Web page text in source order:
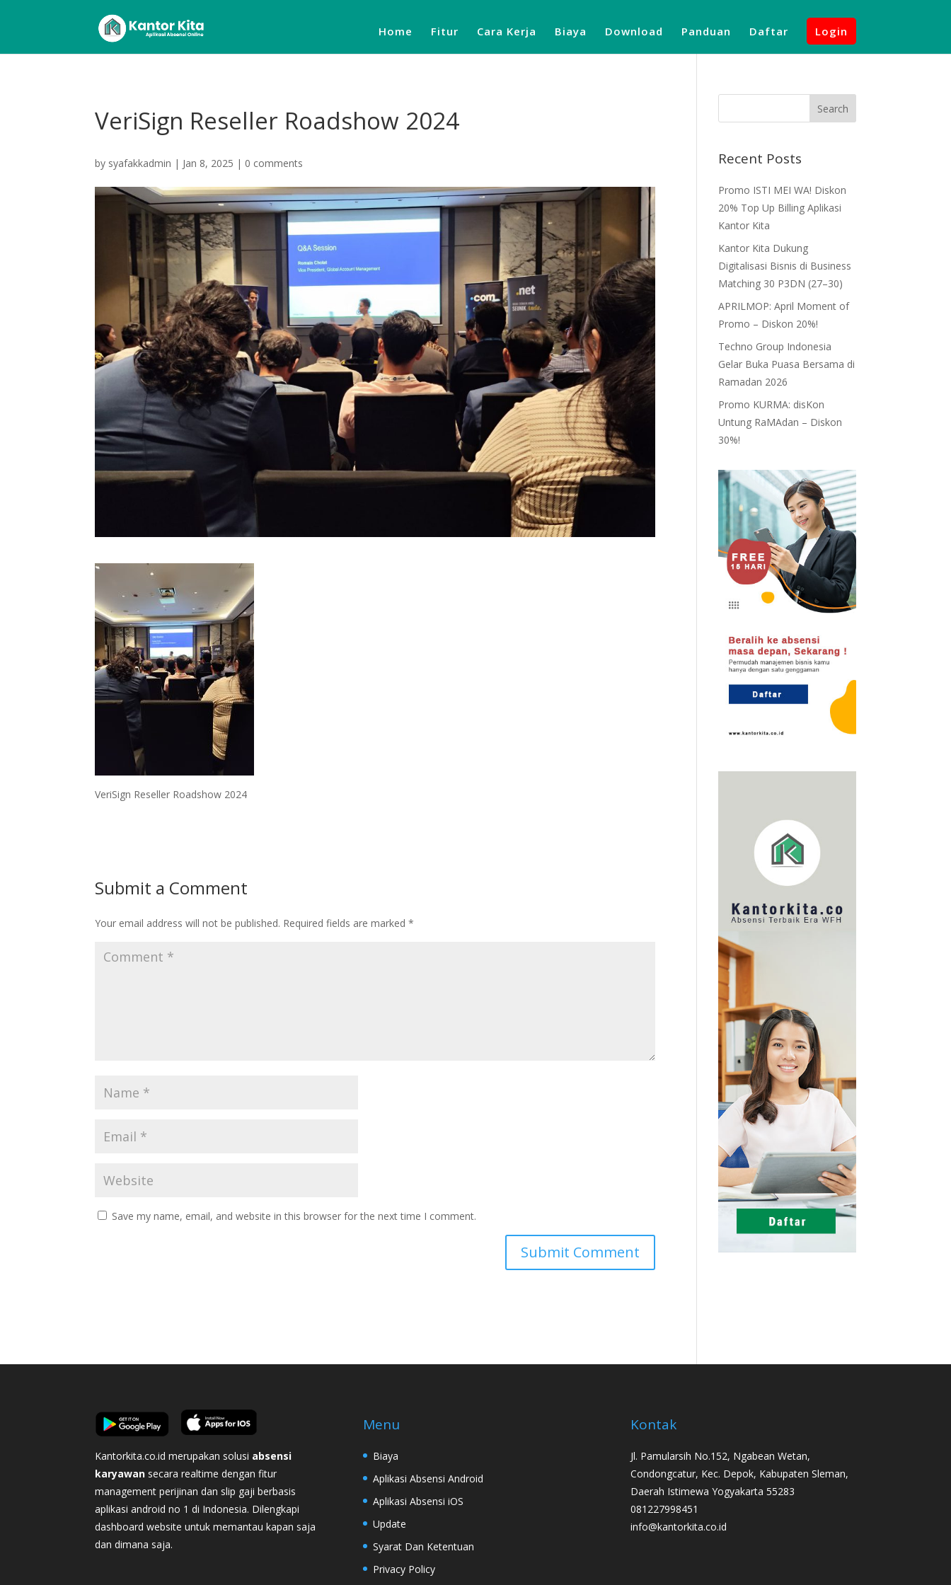
Home Fitur Cara Kerja Biaya Download Panduan Daftar Login
VeriSign Reseller Roadshow 2024
by syafakkadmin | Jan 8, 2025 | 0 comments
VeriSign Reseller Roadshow 2024
Submit a Comment
Your email address will not be published. Required fields are marked*
Save my name, email, and website in this browser for the next time I comment.
Recent Posts
Promo ISTI MEI WA! Diskon
20% Top Up Billing Aplikasi
Kantor Kita
Kantor Kita Dukung
Digitalisasi Bisnis di Business
Matching 30 P3DN (27–30)
APRILMOP: April Moment of
Promo – Diskon 20%!
Techno Group Indonesia
Gelar Buka Puasa Bersama di
Ramadan 2026
Promo KURMA: disKon
Untung RaMAdan – Diskon
30%!
Kantorkita.co.id merupakan solusi absensi
karyawan secara realtime dengan fitur
management perijinan dan slip gaji berbasis
aplikasi android no 1 di Indonesia. Dilengkapi
dashboard website untuk memantau kapan saja
dan dimana saja.
Menu
Biaya
Aplikasi Absensi Android
Aplikasi Absensi iOS
Update
Syarat Dan Ketentuan
Privacy Policy
Kontak
Jl. Pamularsih No.152, Ngabean Wetan,
Condongcatur, Kec. Depok, Kabupaten Sleman,
Daerah Istimewa Yogyakarta 55283
081227998451
info@kantorkita.co.id